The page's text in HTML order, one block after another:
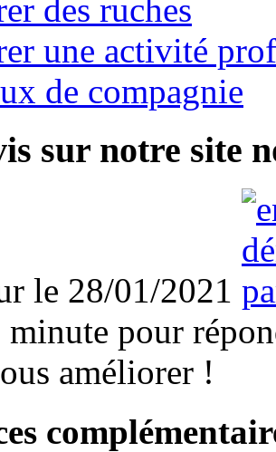
des ruches
une activité
de compagnie
sur notre site
le 28/01/2021
minute pour
améliorer !